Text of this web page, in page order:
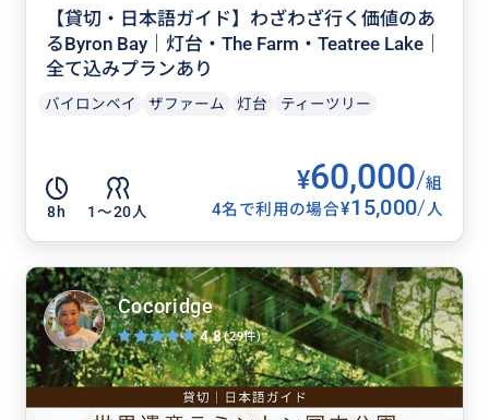
【貸切・日本語ガイド】わざわざ行く価値のあ
るByron Bay｜灯台・The Farm・Teatree Lake｜
全て込みプランあり
バイロンベイ ザファーム 灯台 ティーツリー
8h 1〜20人
¥60,000/組
4名で利用の場合¥15,000/人
Cocoridge
4.8(29件)